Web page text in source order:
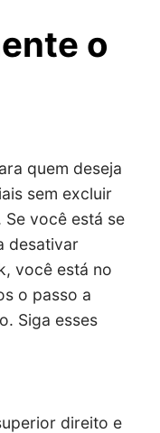
o
quem deseja
sem excluir
Se você está se
desativar
você está no
o passo a
Siga esses
direito e